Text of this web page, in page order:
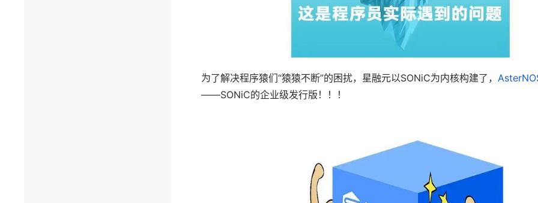
为了解决程序猿们“猿猿不断”的困扰，星融元以SONiC为内核构建了，
——SONiC的企业级发行版！！！